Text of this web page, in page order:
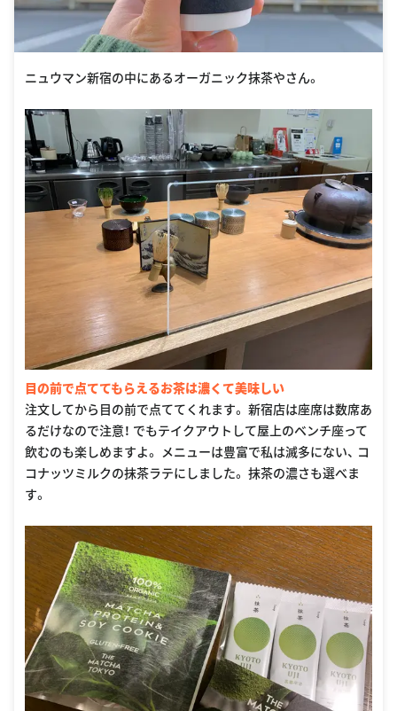
ニュウマン新宿の中にあるオーガニック抹茶やさん。
目の前で点ててもらえるお茶は濃くて美味しい
注文してから目の前で点ててくれます。 新宿店は座席は数席あ
るだけなので注意！ でもテイクアウトして屋上のベンチ座って
飲むのも楽しめますよ。 メニューは豊富で私は滅多にない、 コ
コナッツミルクの抹茶ラテにしました。 抹茶の濃さも選べま
す。